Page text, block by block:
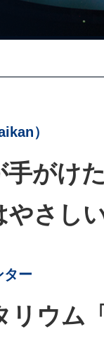
）
手がけ
やさし
ター
リウム